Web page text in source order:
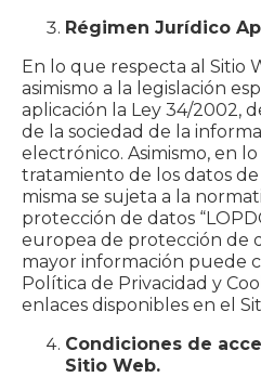
Régimen Jurídico
En lo que respecta al Sitio
asimismo a la legislación
aplicación la Ley 34/2002,
de la sociedad de la
electrónico. Asimismo, en
tratamiento de los datos
misma se sujeta a la
protección de datos
europea de protección de
mayor información puede
Política de Privacidad y
enlaces disponibles en el
Condiciones de
Sitio Web.